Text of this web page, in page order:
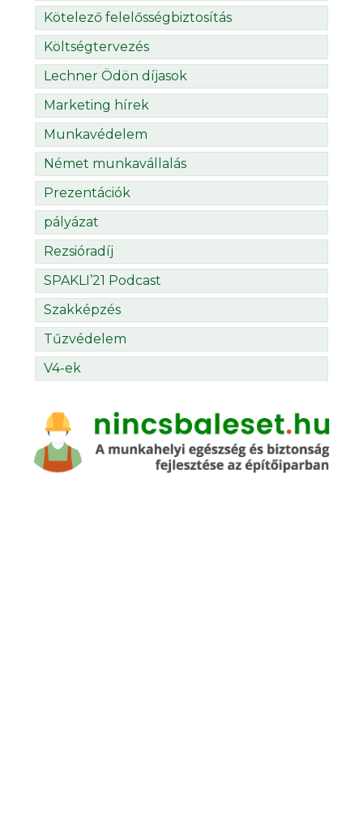
Kötelező felelősségbiztosítás
Költségtervezés
Lechner Ödön díjasok
Marketing hírek
Munkavédelem
Német munkavállalás
Prezentációk
pályázat
Rezsióradíj
SPAKLI’21 Podcast
Szakképzés
Tűzvédelem
V4-ek